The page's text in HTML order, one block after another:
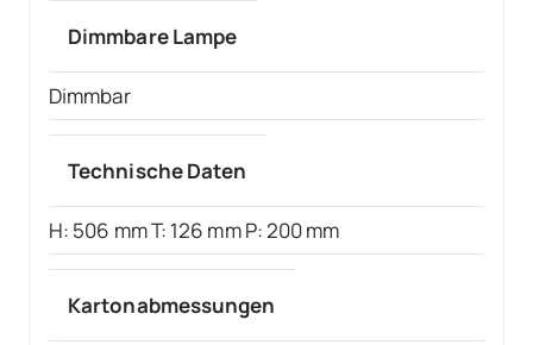
Dimmbare Lampe
Dimmbar
Technische Daten
H: 506 mm T: 126 mm P: 200 mm
Kartonabmessungen